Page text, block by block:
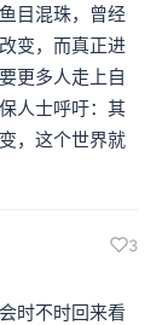
目混珠，曾经
变，而真正进
更多人走上自
人士呼吁：其
，这个世界就
3
时不时回来看